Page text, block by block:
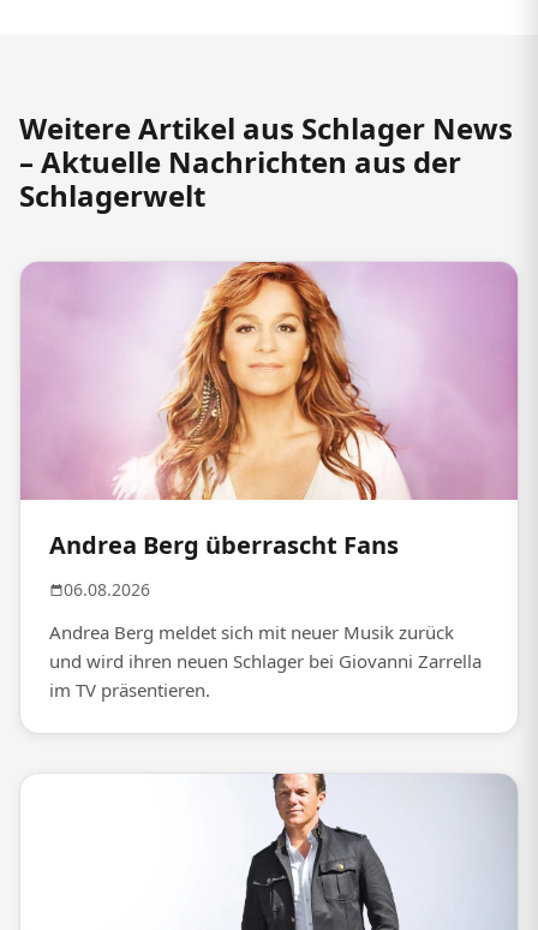
Weitere Artikel aus Schlager News
– Aktuelle Nachrichten aus der
Schlagerwelt
Andrea Berg überrascht Fans
06.08.2026
Andrea Berg meldet sich mit neuer Musik zurück
und wird ihren neuen Schlager bei Giovanni Zarrella
im TV präsentieren.